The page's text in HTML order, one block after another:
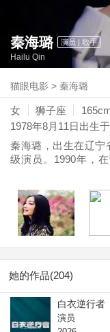
秦海璐 演员 | 歌手
Hailu Qin
猫眼电影 > 秦海璐
女 狮子座
1978年8月11日 出生
秦海璐，出生在辽宁
级演员。1990年，
年，凭借《榴莲飘
奖、香港电影金紫
得第8届电影频道传
阳600里》获得第48
英国旅游局邀请，出
份。2017年，主演
任第54届台湾电影金
电影节金爵奖评委
电视剧《河山》；
她的作品(204)
白衣逆行者
演员